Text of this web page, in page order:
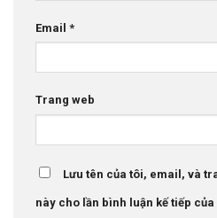
Email *
Trang web
Lưu tên của tôi, email, và
này cho lần bình luận kế tiếp của